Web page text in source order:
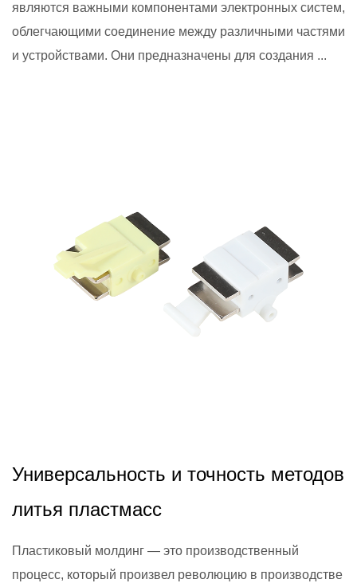
являются важными компонентами электронных систем,
облегчающими соединение между различными частями
и устройствами. Они предназначены для создания ...
Универсальность и точность методов
литья пластмасс
Пластиковый молдинг — это производственный
процесс, который произвел революцию в производстве